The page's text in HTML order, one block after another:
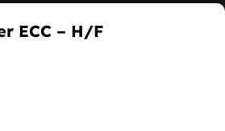
ECC – H/F